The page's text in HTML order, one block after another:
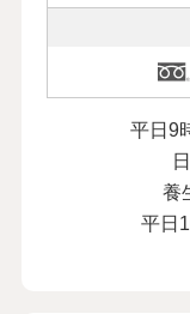
平日9
養
平日